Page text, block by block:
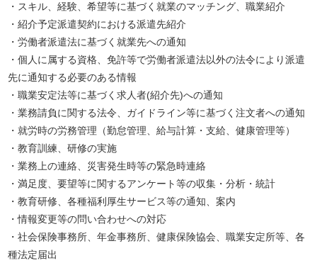
・スキル、経験、希望等に基づく就業のマッチング、職業紹介
・紹介予定派遣契約における派遣先紹介
・労働者派遣法に基づく就業先への通知
・個人に属する資格、免許等で労働者派遣法以外の法令により派遣
先に通知する必要のある情報
・職業安定法等に基づく求人者(紹介先)への通知
・業務請負に関する法令、ガイドライン等に基づく注文者への通知
・就労時の労務管理（勤怠管理、給与計算・支給、健康管理等）
・教育訓練、研修の実施
・業務上の連絡、災害発生時等の緊急時連絡
・満足度、要望等に関するアンケート等の収集・分析・統計
・教育研修、各種福利厚生サービス等の通知、案内
・情報変更等の問い合わせへの対応
・社会保険事務所、年金事務所、健康保険協会、職業安定所等、各
種法定届出